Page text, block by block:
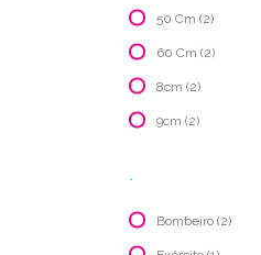
50 Cm (2)
60 Cm (2)
8cm (2)
9cm (2)
.
Bombeiro (2)